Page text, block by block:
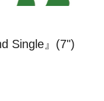
Single』(7")